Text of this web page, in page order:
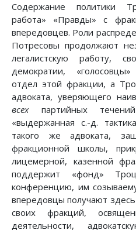
Содержание политики
работа» «Правды» с
впередовцев. Роли
Потресовы продолжают
легалистскую работу,
демократии,
отдел этой фракции, а
адвоката, уверяющего
всехпартийных течений
«выдержанная с.-д.
такого же адвоката,
фракционной школы,
лицемерной, казенной
поддержит «фонд»
конференцию, им
впередовцы получают
своих фракций,
деятельности,